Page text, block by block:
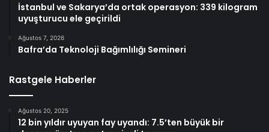
İstanbul ve Sakarya’da ortak operasyon: 339 kilogram
uyuşturucu ele geçirildi
Ağustos 7, 2026
Bafra’da Teknoloji Bağımlılığı Semineri
Rastgele Haberler
Ağustos 20, 2025
12 bin yıldır uyuyan fay uyandı: 7.5’ten büyük bir